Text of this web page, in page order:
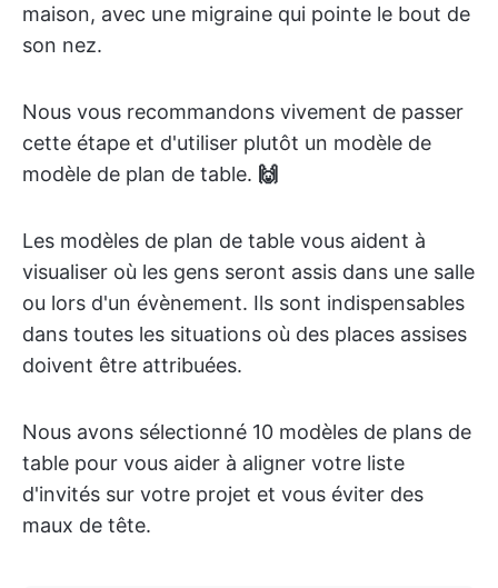
maison, avec une migraine qui pointe le bout de
son nez.
Nous vous recommandons vivement de passer
cette étape et d'utiliser plutôt un modèle de
modèle de plan de table. 🙌
Les modèles de plan de table vous aident à
visualiser où les gens seront assis dans une salle
ou lors d'un évènement. Ils sont indispensables
dans toutes les situations où des places assises
doivent être attribuées.
Nous avons sélectionné 10 modèles de plans de
table pour vous aider à aligner votre liste
d'invités sur votre projet et vous éviter des
maux de tête.